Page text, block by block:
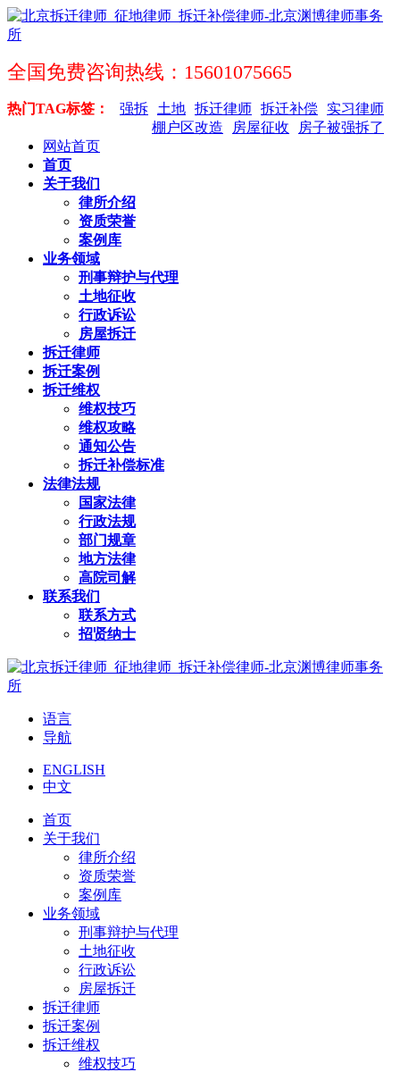
全国免费咨询热线：15601075665
热门TAG标签： 实习律师
拆迁补偿
拆迁律师
土地
强拆
房子被强拆了
房屋征收
棚户区改造
网站首页
首页
关于我们
律所介绍
资质荣誉
案例库
业务领域
刑事辩护与代理
土地征收
行政诉讼
房屋拆迁
拆迁律师
拆迁案例
拆迁维权
维权技巧
维权攻略
通知公告
拆迁补偿标准
法律法规
国家法律
行政法规
部门规章
地方法律
高院司解
联系我们
联系方式
招贤纳士
语言
导航
ENGLISH
中文
首页
关于我们
律所介绍
资质荣誉
案例库
业务领域
刑事辩护与代理
土地征收
行政诉讼
房屋拆迁
拆迁律师
拆迁案例
拆迁维权
维权技巧